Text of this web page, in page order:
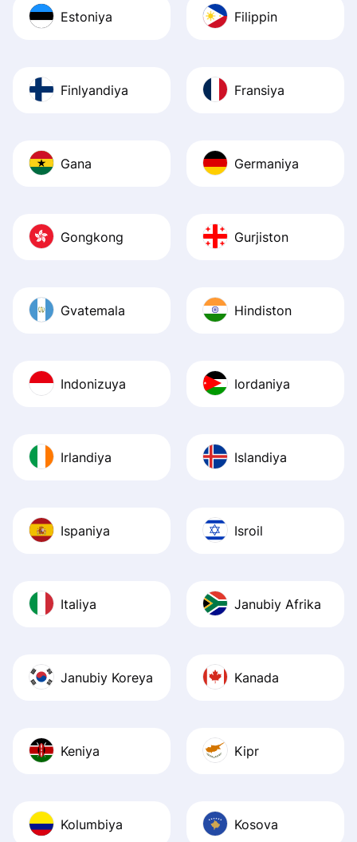
Estoniya Filippin
Finlyandiya Fransiya
Gana Germaniya
Gongkong Gurjiston
Gvatemala Hindiston
Indonizuya Iordaniya
Irlandiya Islandiya
Ispaniya Isroil
Italiya Janubiy Afrika
Janubiy Koreya Kanada
Keniya Kipr
Kolumbiya Kosova